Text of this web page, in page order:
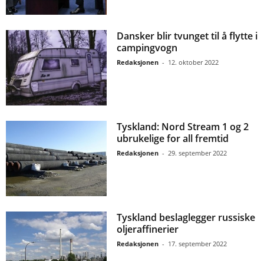
Dansker blir tvunget til å flytte i
campingvogn
Redaksjonen - 12. oktober 2022
Tyskland: Nord Stream 1 og 2
ubrukelige for all fremtid
Redaksjonen - 29. september 2022
Tyskland beslaglegger russiske
oljeraffinerier
Redaksjonen - 17. september 2022